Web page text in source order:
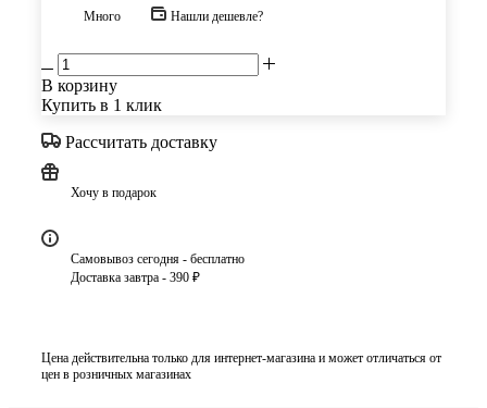
Много Нашли дешевле?
В корзину
Купить в 1 клик
Рассчитать доставку
Хочу в подарок
Самовывоз сегодня - бесплатно
Доставка завтра - 390 ₽
Цена действительна только для интернет-магазина и может отличаться от
цен в розничных магазинах